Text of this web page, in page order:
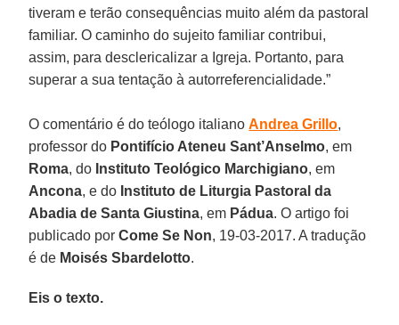
tiveram e terão consequências muito além da pastoral
familiar. O caminho do sujeito familiar contribui,
assim, para desclericalizar a Igreja. Portanto, para
superar a sua tentação à autorreferencialidade.”
O comentário é do teólogo italianoAndrea Grillo,
professor do Pontifício Ateneu Sant’Anselmo, em
Roma, do Instituto Teológico Marchigiano, em
Ancona, e do Instituto de Liturgia Pastoral da
Abadia de Santa Giustina, em Pádua. O artigo foi
publicado porCome Se Non, 19-03-2017. A tradução
é de Moisés Sbardelotto.
Eis o texto.